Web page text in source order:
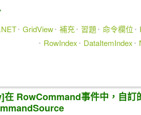
GridView 補充 習題 命令欄位
RowIndex
DataItemIndex
RowCommand事件中，自